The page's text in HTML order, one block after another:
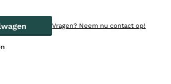
Vragen? Neem nu contact op!